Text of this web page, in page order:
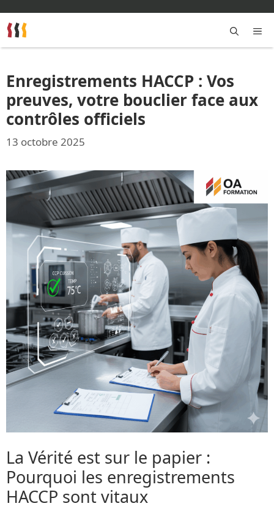
au
contenu
Enregistrements HACCP : Vos
preuves, votre bouclier face aux
contrôles officiels
13 octobre 2025
La Vérité est sur le papier :
Pourquoi les enregistrements
HACCP sont vitaux